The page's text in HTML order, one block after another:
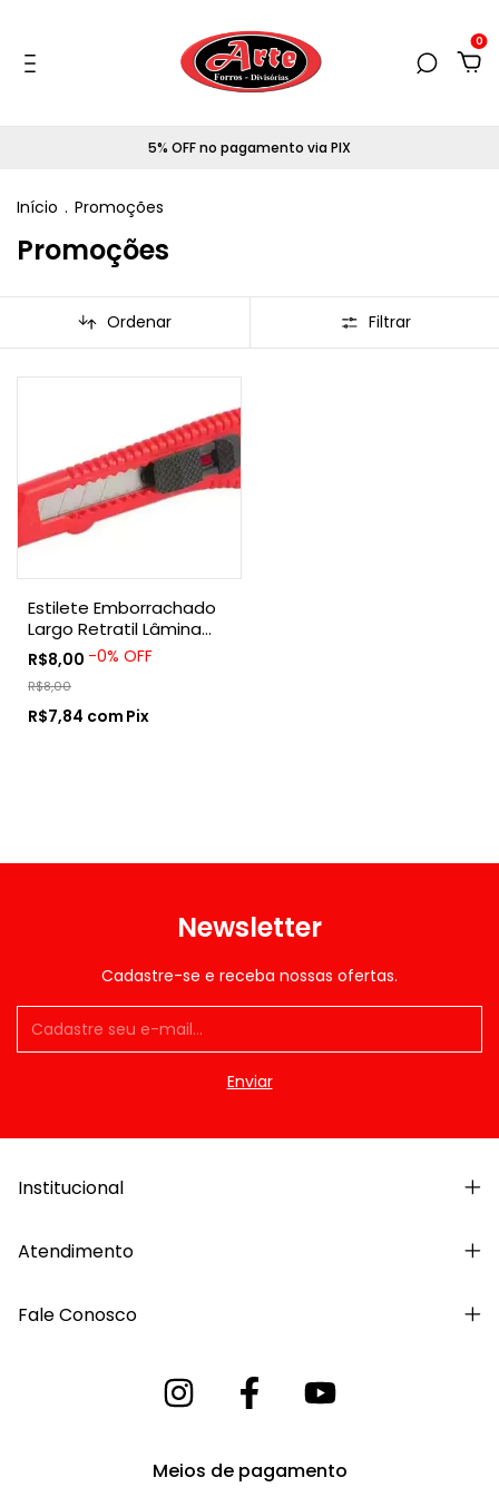
0
5% OFF no pagamento via PIX
Início . Promoções
Promoções
Ordenar Filtrar
Estilete Emborrachado
Largo Retratil Lâmina
18mm Nove54 954
R$8,00 -0% OFF
R$8,00
R$7,84 com Pix
Newsletter
Cadastre-se e receba nossas ofertas.
Institucional
Atendimento
Fale Conosco
Meios de pagamento